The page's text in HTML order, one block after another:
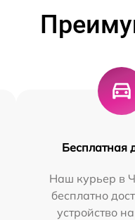
Бесплатная
Наш курьер в
бесплатно
устройство